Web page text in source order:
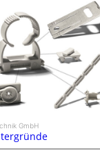
GmbH